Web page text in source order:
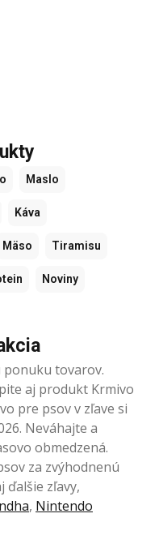
Maslo
Káva
Mäso Tiramisu
Noviny
ponuku tovarov.
aj produkt Krmivo
pre psov v zľave si
Neváhajte a
obmedzená.
za zvýhodnenú
ďalšie zľavy,
, Nintendo